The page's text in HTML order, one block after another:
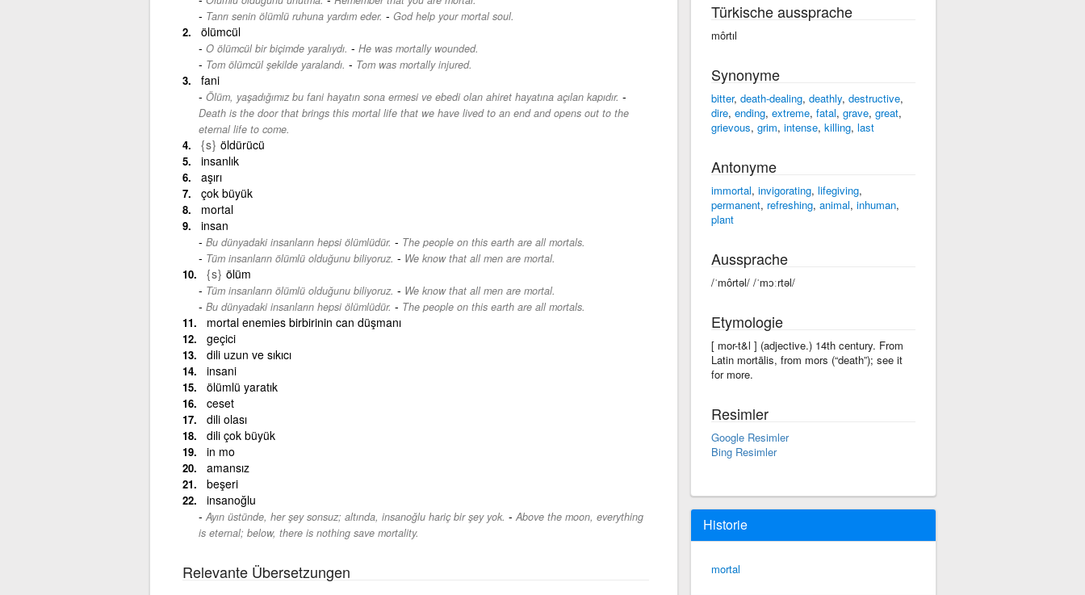
Tanrı senin ölümlü ruhuna yardım eder. - God help your mortal soul.
ölümcül
O ölümcül bir biçimde yaralıydı. - He was mortally wounded.
Tom ölümcül şekilde yaralandı. - Tom was mortally injured.
fani
Ölüm, yaşadığımız bu fani hayatın sona ermesi ve ebedi olan ahiret hayatına açılan kapıdır. -
Death is the door that brings this mortal life that we have lived to an end and opens out to the
eternal life to come.
{s} öldürücü
insanlık
aşırı
çok büyük
mortal
insan
Bu dünyadaki insanların hepsi ölümlüdür. - The people on this earth are all mortals.
Tüm insanların ölümlü olduğunu biliyoruz. - We know that all men are mortal.
{s} ölüm
Tüm insanların ölümlü olduğunu biliyoruz. - We know that all men are mortal.
Bu dünyadaki insanların hepsi ölümlüdür. - The people on this earth are all mortals.
mortal enemies birbirinin can düşmanı
geçici
dili uzun ve sıkıcı
insani
ölümlü yaratık
ceset
dili olası
dili çok büyük
in mo
amansız
beşeri
insanoğlu
Ayın üstünde, her şey sonsuz; altında, insanoğlu hariç bir şey yok. - Above the moon, everything
is eternal; below, there is nothing save mortality.
Relevante Übersetzungen
Türkische aussprache
môrtıl
Synonyme
bitter, death-dealing, deathly, destructive,
dire, ending, extreme, fatal, grave, great,
grievous, grim, intense, killing, last
Antonyme
immortal, invigorating, lifegiving,
permanent, refreshing, animal, inhuman,
plant
Aussprache
/ˈmôrtəl/ /ˈmɔːrtəl/
Etymologie
[ mor-t&l ] (adjective.) 14th century. From
Latin mortālis, from mors (“death”); see it
for more.
Resimler
Google Resimler
Bing Resimler
Historie
mortal